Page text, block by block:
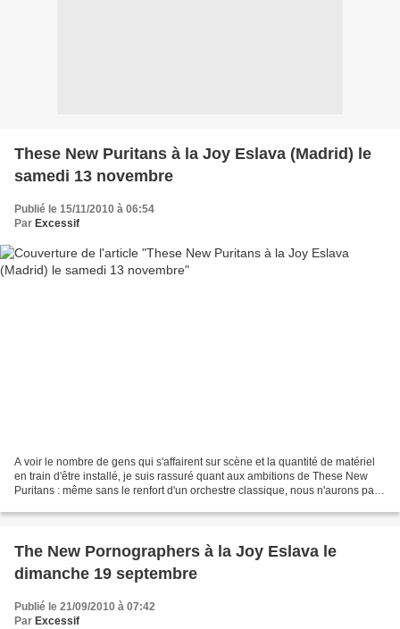
These New Puritans à la Joy Eslava (Madrid) le
samedi 13 novembre
Publié le 15/11/2010 à 06:54
Par Excessif
A voir le nombre de gens qui s'affairent sur scène et la quantité de matériel
en train d'être installé, je suis rassuré quant aux ambitions de These New
Puritans : même sans le renfort d'un orchestre classique, nous n'aurons pas
The New Pornographers à la Joy Eslava le
dimanche 19 septembre
Publié le 21/09/2010 à 07:42
Par Excessif